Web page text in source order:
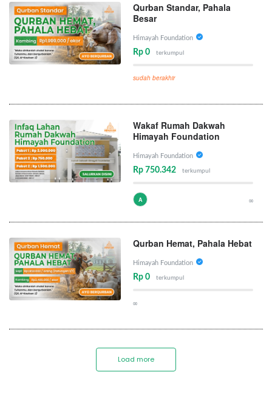
Qurban Standar, Pahala
Besar
Himayah Foundation
Rp 0 terkumpul
sudah berakhir
Wakaf Rumah Dakwah
Himayah Foundation
Himayah Foundation
Rp 750.342 terkumpul
A ∞
Qurban Hemat, Pahala Hebat
Himayah Foundation
Rp 0 terkumpul
∞
Load more